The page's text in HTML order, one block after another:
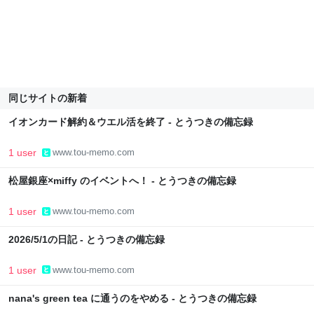
同じサイトの新着
イオンカード解約＆ウエル活を終了 - とうつきの備忘録
1 user www.tou-memo.com
松屋銀座×miffy のイベントへ！ - とうつきの備忘録
1 user www.tou-memo.com
2026/5/1の日記 - とうつきの備忘録
1 user www.tou-memo.com
nana's green tea に通うのをやめる - とうつきの備忘録